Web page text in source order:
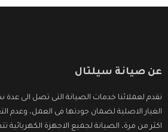
عن صيانة سيلتال
نقدم لعملائنا خدمات الصيانة التى تصل الى
الغيار الاصلية لضمان جودتها فى العمل، وعدم
اكثر من مرة، الصيانة لجميع الاجهزة